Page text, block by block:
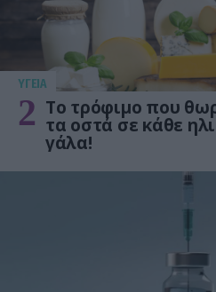
ΥΓΕΙΑ
2 Το τρόφιμο που
τα οστά σε κάθε
γάλα!